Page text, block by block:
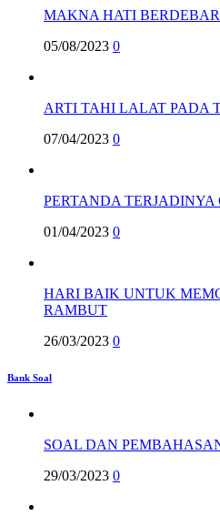
MAKNA HATI
05/08/2023 0
ARTI TAHI LALAT PADA
07/04/2023 0
PERTANDA TERJADINYA
01/04/2023 0
HARI BAIK UNTUK
RAMBUT
26/03/2023 0
Bank Soal
SOAL DAN
29/03/2023 0